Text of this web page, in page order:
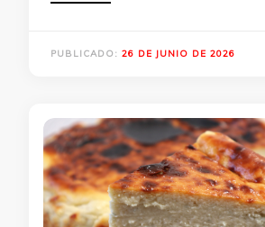
PUBLICADO: 26 DE JUNIO DE 2026